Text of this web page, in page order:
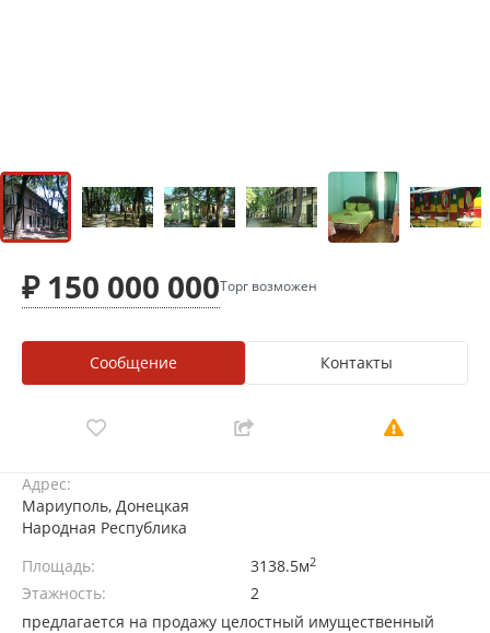
₽ 150 000 000Торг возможен
Сообщение Контакты
Адрес:
Мариуполь, Донецкая
Народная Республика
Площадь:
3138.5м2
Этажность:
2
предлагается на продажу целостный имущественный